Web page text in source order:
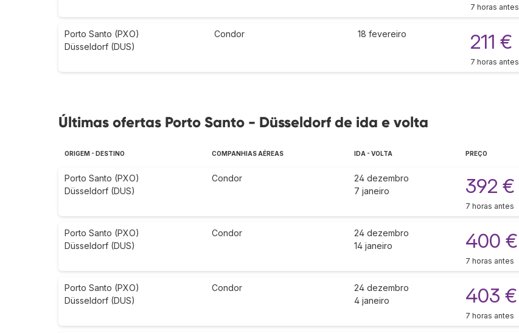
7 horas antes
Porto Santo (PXO)
Düsseldorf (DUS)
Condor 18 fevereiro 211 €
7 horas antes
Últimas ofertas Porto Santo - Düsseldorf de ida e volta
ORIGEM - DESTINO COMPANHIAS AÉREAS IDA - VOLTA PREÇO
Porto Santo (PXO)
Düsseldorf (DUS)
Condor
24 dezembro
7 janeiro
392 €
7 horas antes
Porto Santo (PXO)
Düsseldorf (DUS)
Condor
24 dezembro
14 janeiro
400 €
7 horas antes
Porto Santo (PXO)
Düsseldorf (DUS)
Condor
24 dezembro
4 janeiro
403 €
7 horas antes